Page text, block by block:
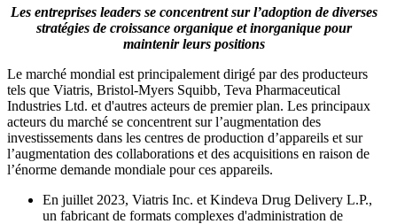
Les entreprises leaders se concentrent sur l’adoption de diverses
stratégies de croissance organique et inorganique pour
maintenir leurs positions
Le marché mondial est principalement dirigé par des producteurs
tels que Viatris, Bristol-Myers Squibb, Teva Pharmaceutical
Industries Ltd. et d'autres acteurs de premier plan. Les principaux
acteurs du marché se concentrent sur l’augmentation des
investissements dans les centres de production d’appareils et sur
l’augmentation des collaborations et des acquisitions en raison de
l’énorme demande mondiale pour ces appareils.
En juillet 2023, Viatris Inc. et Kindeva Drug Delivery L.P.,
un fabricant de formats complexes d'administration de